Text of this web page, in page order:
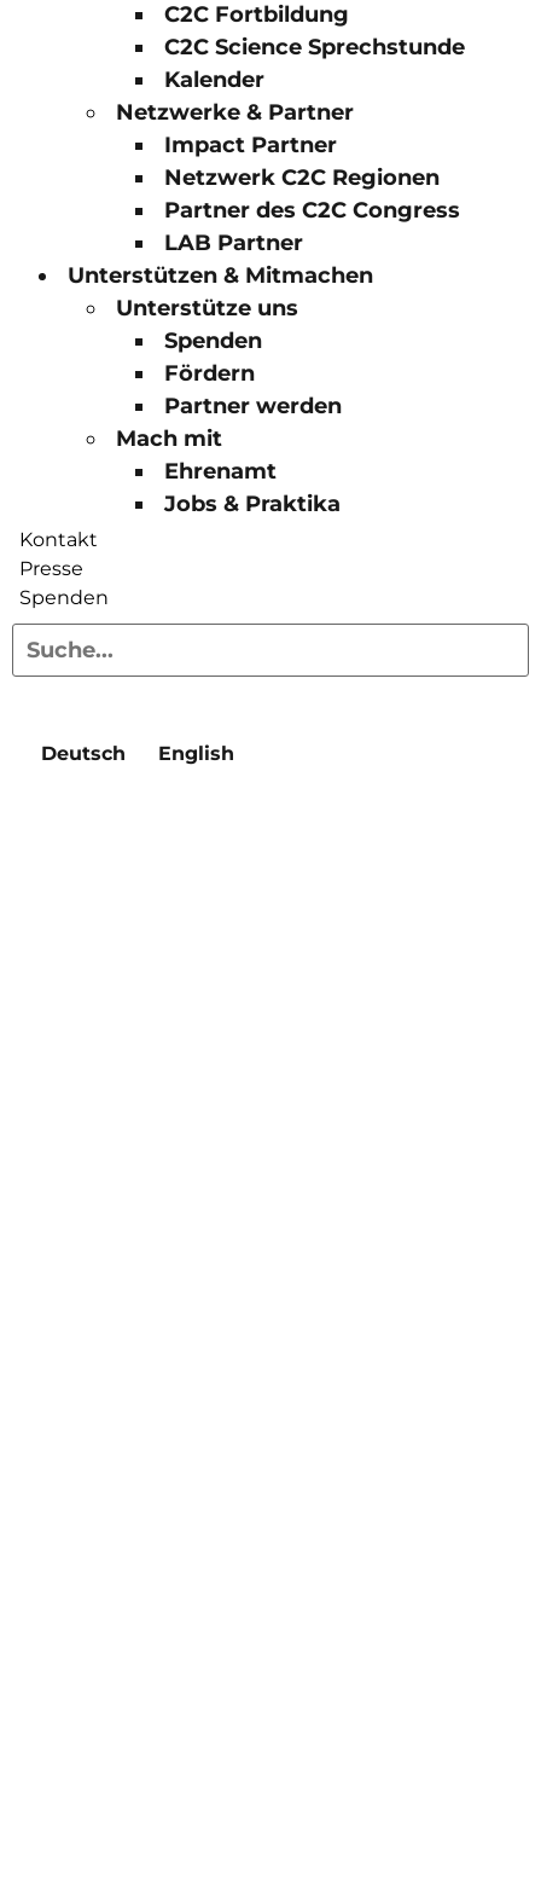
C2C Fortbildung
C2C Science Sprechstunde
Kalender
Netzwerke & Partner
Impact Partner
Netzwerk C2C Regionen
Partner des C2C Congress
LAB Partner
Unterstützen & Mitmachen
Unterstütze uns
Spenden
Fördern
Partner werden
Mach mit
Ehrenamt
Jobs & Praktika
Kontakt
Presse
Spenden
Deutsch English